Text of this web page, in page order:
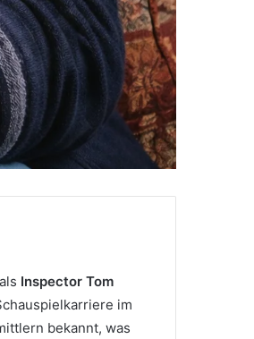
Inspector Tom
im
bekannt, was